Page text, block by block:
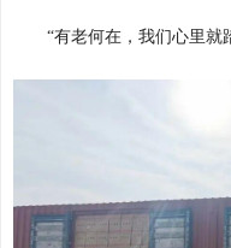
“有老何在，我们心里就